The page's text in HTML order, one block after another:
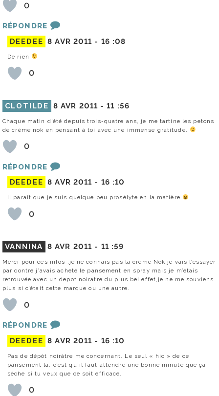
0
RÉPONDRE
DEEDEE 8 AVR 2011 - 16 :08
De rien
0
CLOTILDE 8 AVR 2011 -11 :56
Chaque matin d’été depuis trois-quatre ans, je me tartine les petons
de crème nok en pensant à toi avec une immense gratitude.
0
RÉPONDRE
DEEDEE 8 AVR 2011 - 16 :10
Il paraît que je suis quelque peu prosélyte en la matière
0
VANNINA 8 AVR 2011 - 11 :59
Merci pour ces infos ,je ne connais pas la crème Nok,je vais l’essayer
par contre j’avais acheté le pansement en spray mais je m’étais
retrouvée avec un depot noiratre du plus bel effet,je ne me souviens
plus si c’était cette marque ou une autre.
0
RÉPONDRE
DEEDEE 8 AVR 2011 - 16 :10
Pas de dépôt noirâtre me concernant. Le seul « hic » de ce
pansement là, c’est qu’il faut attendre une bonne minute que ça
sèche si tu veux que ce soit efficace.
0